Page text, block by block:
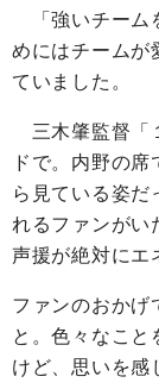
「強いチーム
めにはチームが
ていました。
三木肇監督「
ドで。内野の
ら見ている姿だ
れるファンがい
声援が絶対にエ
ファンのおかげ
と。色々なこと
けど、思いを感